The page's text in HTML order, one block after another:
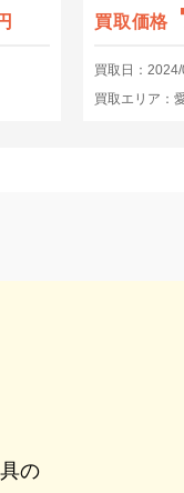
買取価格
買取日：
買取エリア：
の